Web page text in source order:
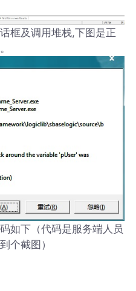
框及调用堆栈,下图是正
如下（代码是服务端人员
个截图）